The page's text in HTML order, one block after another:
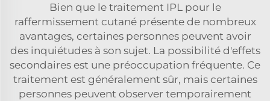
Bien que le traitement IPL pour le
raffermissement cutané présente de nombreux
avantages, certaines personnes peuvent avoir
des inquiétudes à son sujet. La possibilité d'effets
secondaires est une préoccupation fréquente. Ce
traitement est généralement sûr, mais certaines
personnes peuvent observer temporairement